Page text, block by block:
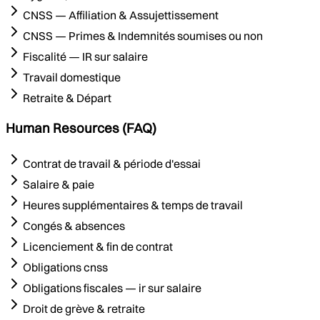
CNSS — Affiliation & Assujettissement
CNSS — Primes & Indemnités soumises ou non
Fiscalité — IR sur salaire
Travail domestique
Retraite & Départ
Human Resources (FAQ)
Contrat de travail & période d'essai
Salaire & paie
Heures supplémentaires & temps de travail
Congés & absences
Licenciement & fin de contrat
Obligations cnss
Obligations fiscales — ir sur salaire
Droit de grève & retraite